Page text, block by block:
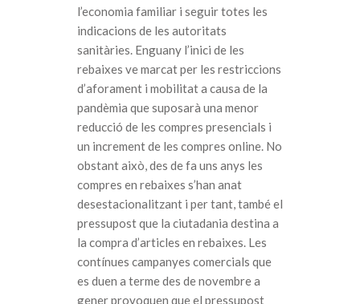
l’economia familiar i seguir totes les
indicacions de les autoritats
sanitàries. Enguany l’inici de les
rebaixes ve marcat per les restriccions
d’aforament i mobilitat a causa de la
pandèmia que suposarà una menor
reducció de les compres presencials i
un increment de les compres online. No
obstant això, des de fa uns anys les
compres en rebaixes s’han anat
desestacionalitzant i per tant, també el
pressupost que la ciutadania destina a
la compra d’articles en rebaixes. Les
contínues campanyes comercials que
es duen a terme des de novembre a
gener provoquen que el pressupost